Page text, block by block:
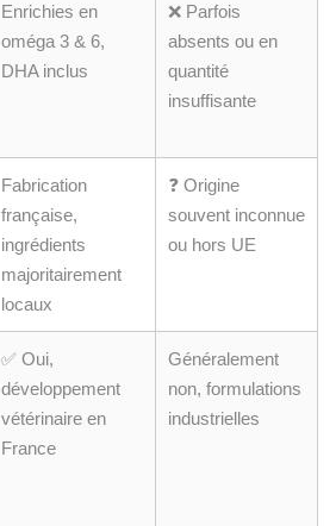
Fabrication
française,
locaux
❓ Origine
souvent inconnue
ou hors UE
✅ Oui,
développement
vétérinaire en
France
Généralement
non, formulations
Oui, polyvalentes
selon les stades
Non, usage